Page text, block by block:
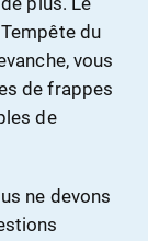
du
vous
de frappes
de
ne devons